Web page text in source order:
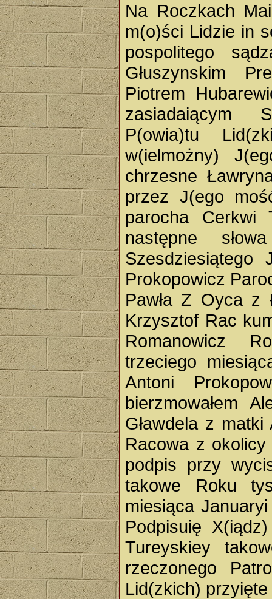
Na Roczkach
m(o)ści Lidzie in
pospolitego
Głuszynskim
Piotrem
zasiadaiącym
P(owia)tu
w(ielmożny)
chrzesne
przez J(ego
parocha Cerkwi
następne
Prokopowicz
Pawła Z Oyca z
Krzysztof Rac
Romanowicz
trzeciego
Antoni
bierzmowałem
Gławdela z
Racowa z
podpis przy
takowe Roku
miesiąca
Podpisuię
Tureyskiey
rzeczonego
Lid(zkich)